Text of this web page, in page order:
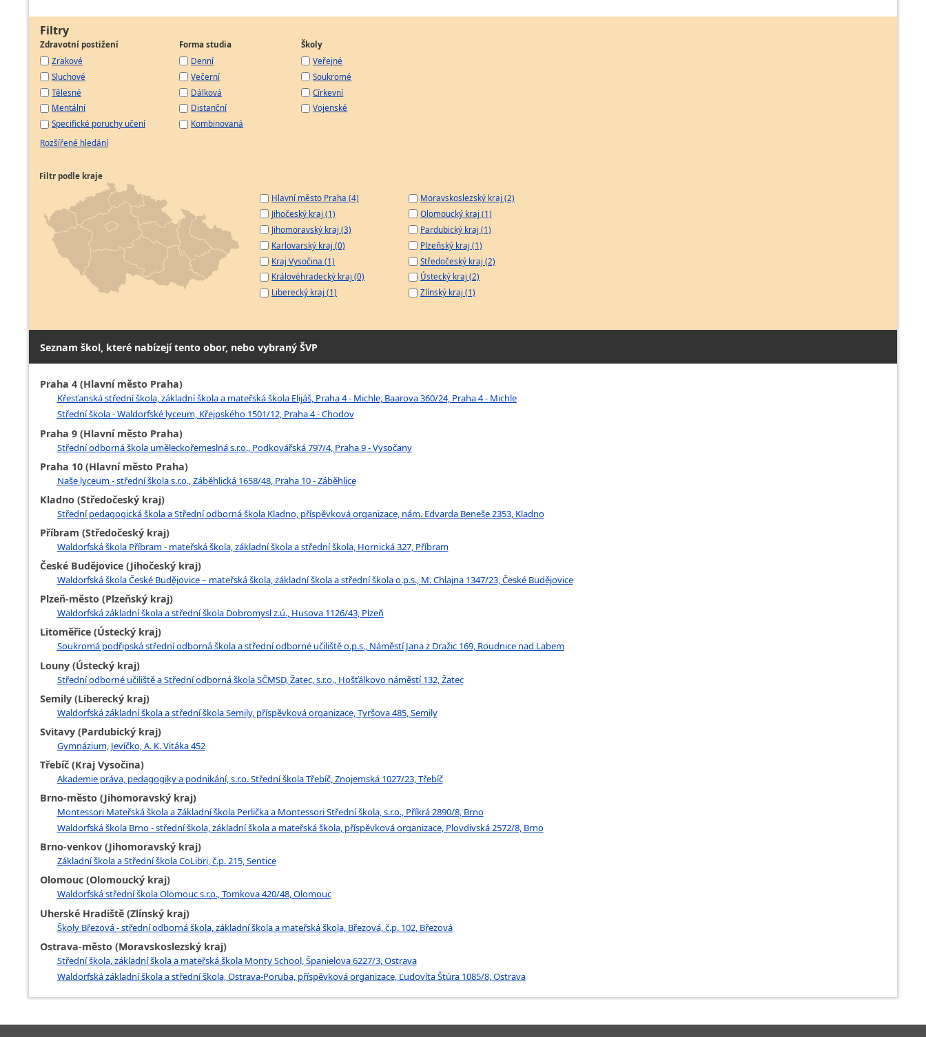
Filtry
Zdravotní postižení
Zrakové
Sluchové
Tělesné
Mentální
Specifické poruchy učení
Forma studia
Denní
Večerní
Dálková
Distanční
Kombinovaná
Školy
Veřejné
Soukromé
Církevní
Vojenské
Rozšířené hledání
Filtr podle kraje
Hlavní město Praha (4)
Jihočeský kraj (1)
Jihomoravský kraj (3)
Karlovarský kraj (0)
Kraj Vysočina (1)
Královéhradecký kraj (0)
Liberecký kraj (1)
Moravskoslezský kraj (2)
Olomoucký kraj (1)
Pardubický kraj (1)
Plzeňský kraj (1)
Středočeský kraj (2)
Ústecký kraj (2)
Zlínský kraj (1)
Seznam škol, které nabízejí tento obor, nebo vybraný ŠVP
Praha 4 (Hlavní město Praha)
Křesťanská střední škola, základní škola a mateřská škola Elijáš, Praha 4 - Michle, Baarova 360/24, Praha 4 - Michle
Střední škola - Waldorfské lyceum, Křejpského 1501/12, Praha 4 - Chodov
Praha 9 (Hlavní město Praha)
Střední odborná škola uměleckořemeslná s.r.o., Podkovářská 797/4, Praha 9 - Vysočany
Praha 10 (Hlavní město Praha)
Naše lyceum - střední škola s.r.o., Záběhlická 1658/48, Praha 10 - Záběhlice
Kladno (Středočeský kraj)
Střední pedagogická škola a Střední odborná škola Kladno, příspěvková organizace, nám. Edvarda Beneše 2353, Kladno
Příbram (Středočeský kraj)
Waldorfská škola Příbram - mateřská škola, základní škola a střední škola, Hornická 327, Příbram
České Budějovice (Jihočeský kraj)
Waldorfská škola České Budějovice – mateřská škola, základní škola a střední škola o.p.s., M. Chlajna 1347/23, České Budějovice
Plzeň-město (Plzeňský kraj)
Waldorfská základní škola a střední škola Dobromysl z.ú., Husova 1126/43, Plzeň
Litoměřice (Ústecký kraj)
Soukromá podřipská střední odborná škola a střední odborné učiliště o.p.s., Náměstí Jana z Dražic 169, Roudnice nad Labem
Louny (Ústecký kraj)
Střední odborné učiliště a Střední odborná škola SČMSD, Žatec, s.r.o., Hošťálkovo náměstí 132, Žatec
Semily (Liberecký kraj)
Waldorfská základní škola a střední škola Semily, příspěvková organizace, Tyršova 485, Semily
Svitavy (Pardubický kraj)
Gymnázium, Jevíčko, A. K. Vitáka 452
Třebíč (Kraj Vysočina)
Akademie práva, pedagogiky a podnikání, s.r.o. Střední škola Třebíč, Znojemská 1027/23, Třebíč
Brno-město (Jihomoravský kraj)
Montessori Mateřská škola a Základní škola Perlička a Montessori Střední škola, s.r.o., Příkrá 2890/8, Brno
Waldorfská škola Brno - střední škola, základní škola a mateřská škola, příspěvková organizace, Plovdivská 2572/8, Brno
Brno-venkov (Jihomoravský kraj)
Základní škola a Střední škola CoLibri, č.p. 215, Sentice
Olomouc (Olomoucký kraj)
Waldorfská střední škola Olomouc s.r.o., Tomkova 420/48, Olomouc
Uherské Hradiště (Zlínský kraj)
Školy Březová - střední odborná škola, základní škola a mateřská škola, Březová, č.p. 102, Březová
Ostrava-město (Moravskoslezský kraj)
Střední škola, základní škola a mateřská škola Monty School, Španielova 6227/3, Ostrava
Waldorfská základní škola a střední škola, Ostrava-Poruba, příspěvková organizace, Ľudovíta Štúra 1085/8, Ostrava